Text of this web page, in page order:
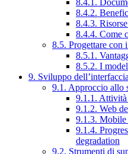
8.4.2.
8.4.3.
8.4.4. Come
8.5. Progettare con
8.5.1.
8.5.2. I
9. Sviluppo dell’interfaccia
9.1. Approccio allo
9.1.1.
9.1.2. Web
9.1.3.
9.1.4.
degradation
9.2. Strumenti di